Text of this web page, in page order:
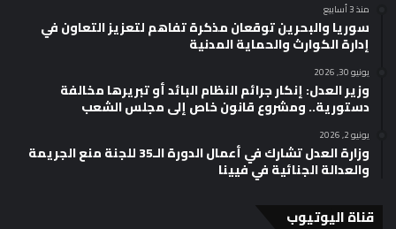
منذ 3 أسابيع
سوريا والبحرين توقعان مذكرة تفاهم لتعزيز التعاون في
إدارة الكوارث والحماية المدنية
يونيو 30, 2026
وزير العدل: إنكار جرائم النظام البائد أو تبريرها مخالفة
دستورية.. ومشروع قانون خاص إلى مجلس الشعب
يونيو 2, 2026
وزارة العدل تشارك في أعمال الدورة الـ35 للجنة منع الجريمة
والعدالة الجنائية في فيينا
قناة اليوتيوب